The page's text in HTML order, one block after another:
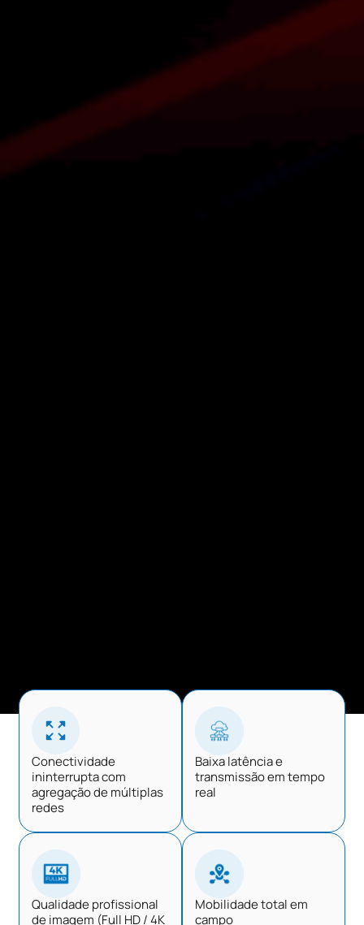
Conectividade
ininterrupta com
agregação de múltiplas
redes
Baixa latência e
transmissão em tempo
real
Qualidade profissional
de imagem (Full HD / 4K
Mobilidade total em
campo